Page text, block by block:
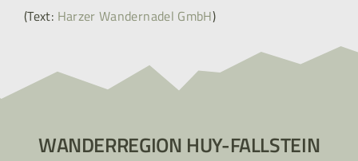
(Text: Harzer Wandernadel GmbH)
WANDERREGION HUY-FALLSTEIN